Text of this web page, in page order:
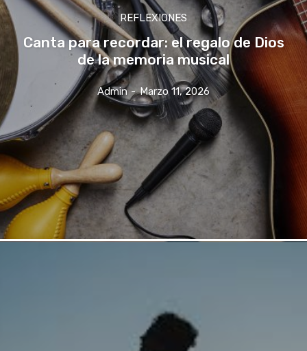
REFLEXIONES
Canta para recordar: el regalo de Dios
de la memoria musical
Admin - Marzo 11, 2026